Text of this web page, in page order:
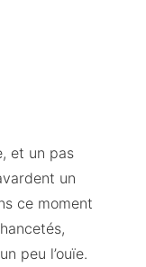
et un pas
un
ce moment
peu l’ouïe.